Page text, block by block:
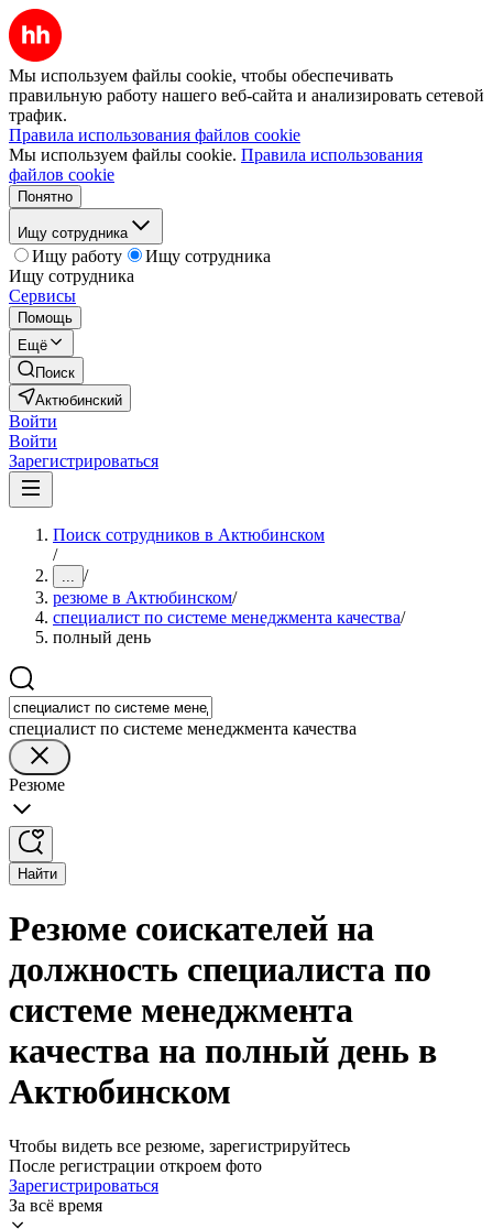
Мы используем файлы cookie, чтобы обеспечивать
правильную работу нашего веб-сайта и анализировать сетевой
трафик.
Правила использования файлов cookie
Мы используем файлы cookie. Правила использования
файлов cookie
Понятно
Ищу сотрудника
Ищу работу
Ищу сотрудника
Ищу сотрудника
Сервисы
Помощь
Ещё
Поиск
Актюбинский
Войти
Войти
Зарегистрироваться
Поиск сотрудников в Актюбинском
/
... /
резюме в Актюбинском/
специалист по системе менеджмента качества/
полный день
специалист по системе менеджмента качества
Резюме
Найти
Резюме соискателей на
должность специалиста по
системе менеджмента
качества на полный день в
Актюбинском
Чтобы видеть все резюме, зарегистрируйтесь
После регистрации откроем фото
Зарегистрироваться
За всё время